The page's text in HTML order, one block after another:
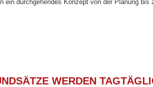
durchgehendes Konzept von der Planung bis
WERDEN